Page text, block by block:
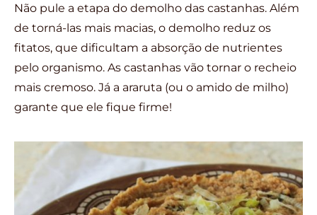
Não pule a etapa do demolho das castanhas. Além
de torná-las mais macias, o demolho reduz os
fitatos, que dificultam a absorção de nutrientes
pelo organismo. As castanhas vão tornar o recheio
mais cremoso. Já a araruta (ou o amido de milho)
garante que ele fique firme!